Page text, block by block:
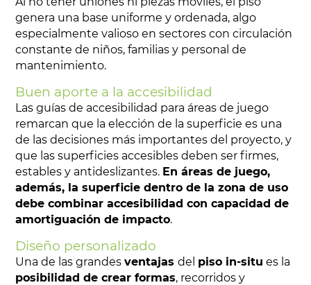
genera una base uniforme y ordenada, algo
especialmente valioso en sectores con circulación
constante de niños, familias y personal de
mantenimiento.
Buen aporte a la accesibilidad
Las guías de accesibilidad para áreas de juego
remarcan que la elección de la superficie es una
de las decisiones más importantes del proyecto, y
que las superficies accesibles deben ser firmes,
estables y antideslizantes. En áreas de juego,
además, la superficie dentro de la zona de uso
debe combinar accesibilidad con capacidad de
amortiguación de impacto.
Diseño personalizado
Una de las grandesventajasdel piso in-situ es la
posibilidad de crear formas, recorridos y